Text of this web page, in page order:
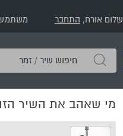
שלום אורח, התחבר
מי שאהב את השיר